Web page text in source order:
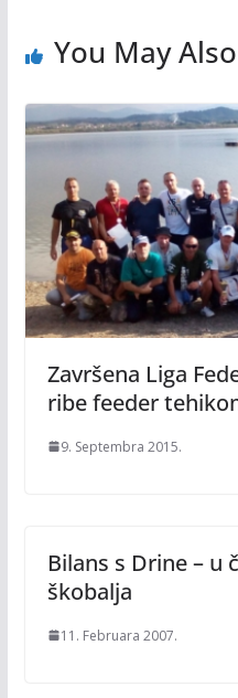
You May
Završena Liga
ribe feeder
9. Septembra 2015.
Bilans s Drine – u
škobalja
11. Februara 2007.